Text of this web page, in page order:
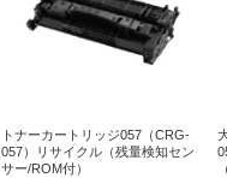
トナーカートリッジ057（CRG-
057）リサイクル（残量検知セン
サー/ROM付）